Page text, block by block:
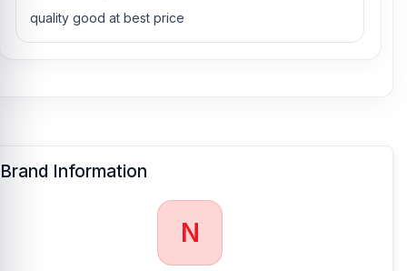
quality good at best price
Brand Information
N